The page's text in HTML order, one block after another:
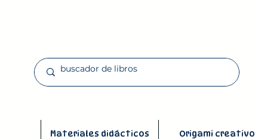
Materiales didácticos Origami creativo